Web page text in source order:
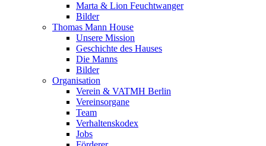
Marta & Lion Feuchtwanger
Bilder
Thomas Mann House
Unsere Mission
Geschichte des Hauses
Die Manns
Bilder
Organisation
Verein & VATMH Berlin
Vereinsorgane
Team
Verhaltenskodex
Jobs